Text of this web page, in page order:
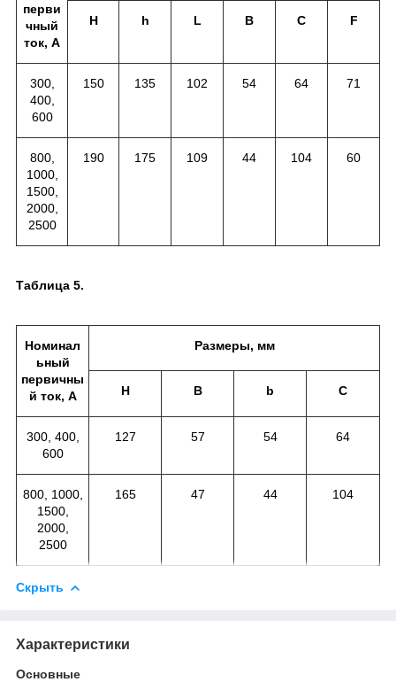
перви
чный
ток, А
H h L B C F
300,
400,
600
150 135 102 54 64 71
800,
1000,
1500,
2000,
2500
190 175 109 44 104 60
Таблица 5.
Номинал
ьный
первичны
й ток, А
Размеры, мм
H B b C
300, 400,
600
127 57 54 64
800, 1000,
1500,
2000,
2500
165 47 44 104
Скрыть
Характеристики
Основные